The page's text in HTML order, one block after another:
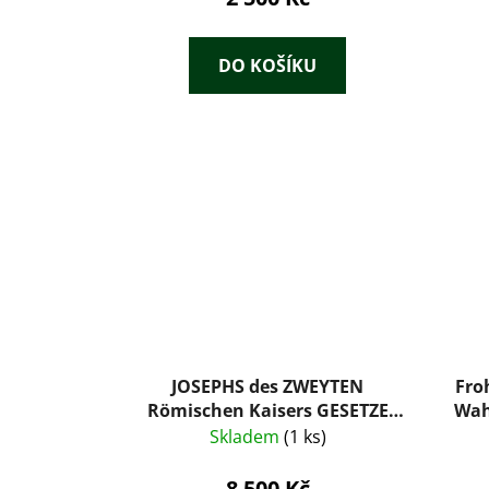
DO KOŠÍKU
JOSEPHS des ZWEYTEN
Römischen Kaisers GESETZE
und VERFASSUNGEN im
Mähren, Schlesien, Oesterreich
Skladem (1 ks)